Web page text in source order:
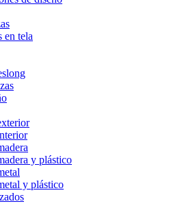
en tela
y plástico
y plástico